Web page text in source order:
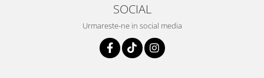
SOCIAL
Urmareste-ne in social media